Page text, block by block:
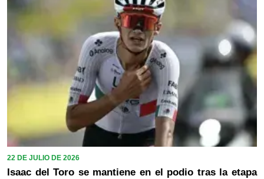
22 DE JULIO DE 2026
Isaac del Toro se mantiene en el podio tras la etapa